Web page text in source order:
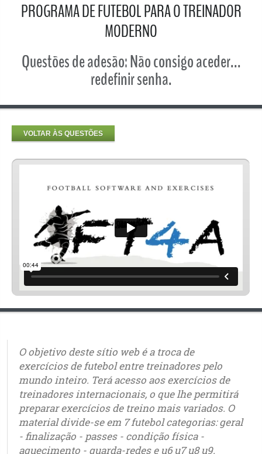
PROGRAMA DE FUTEBOL PARA O TREINADOR
MODERNO
Questões de adesão: Não consigo aceder...
redefinir senha.
VOLTAR ÀS QUESTÕES
O objetivo deste sítio web é a troca de
exercícios de futebol entre treinadores pelo
mundo inteiro. Terá acesso aos exercícios de
treinadores internacionais, o que lhe permitirá
preparar exercícios de treino mais variados. O
material divide-se em 7 futebol categorias: geral
- finalização - passes - condição física -
aquecimento - guarda-redes e u6 u7 u8 u9.